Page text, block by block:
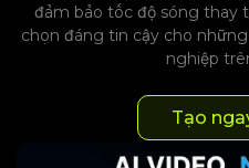
đảm bảo tốc độ sóng thay
chọn đáng tin cậy cho
nghiệp
Tạo